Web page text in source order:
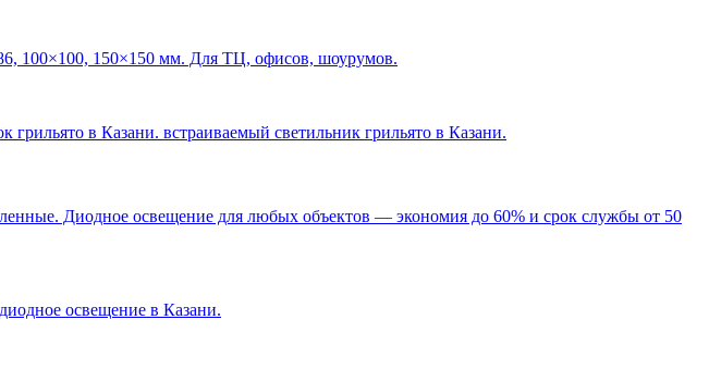
100×100, 150×150 мм. Для ТЦ, офисов, шоурумов.
грильято в Казани. встраиваемый светильник грильято в Казани.
Диодное освещение для любых объектов — экономия до 60% и срок службы от 50
освещение в Казани.